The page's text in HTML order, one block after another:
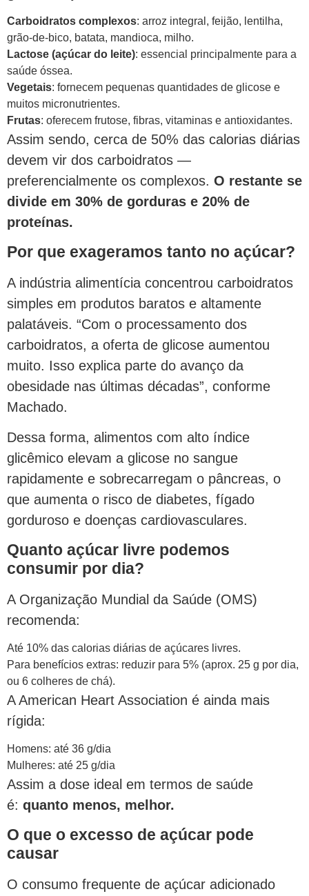
Carboidratos complexos: arroz integral, feijão, lentilha,
grão-de-bico, batata, mandioca, milho.
Lactose (açúcar do leite): essencial principalmente para a
saúde óssea.
Vegetais: fornecem pequenas quantidades de glicose e
muitos micronutrientes.
Frutas: oferecem frutose, fibras, vitaminas e antioxidantes.
Assim sendo, cerca de 50% das calorias diárias
devem vir dos carboidratos —
preferencialmente os complexos. O restante se
divide em 30% de gorduras e 20% de
proteínas.
Por que exageramos tanto no açúcar?
A indústria alimentícia concentrou carboidratos
simples em produtos baratos e altamente
palatáveis. “Com o processamento dos
carboidratos, a oferta de glicose aumentou
muito. Isso explica parte do avanço da
obesidade nas últimas décadas”, conforme
Machado.
Dessa forma, alimentos com alto índice
glicêmico elevam a glicose no sangue
rapidamente e sobrecarregam o pâncreas, o
que aumenta o risco de diabetes, fígado
gorduroso e doenças cardiovasculares.
Quanto açúcar livre podemos
consumir por dia?
A Organização Mundial da Saúde (OMS)
recomenda:
Até 10% das calorias diárias de açúcares livres.
Para benefícios extras: reduzir para 5% (aprox. 25 g por dia,
ou 6 colheres de chá).
A American Heart Association é ainda mais
rígida:
Homens: até 36 g/dia
Mulheres: até 25 g/dia
Assim a dose ideal em termos de saúde
é: quanto menos, melhor.
O que o excesso de açúcar pode
causar
O consumo frequente de açúcar adicionado